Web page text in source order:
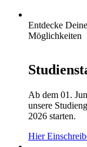
Entdecke Deine
Möglichkeiten
Ab dem 01.
unsere
2026 starten.
Hier